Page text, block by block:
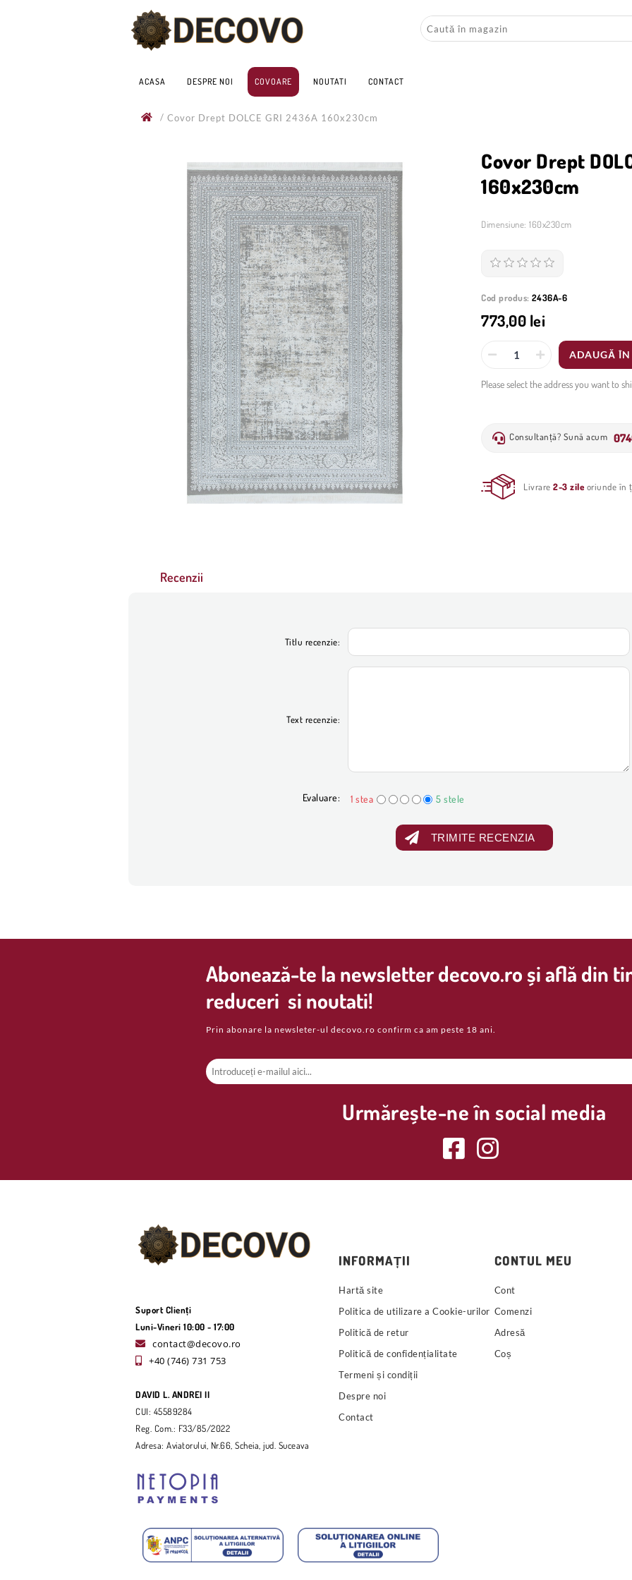
ACASA DESPRE NOI COVOARE NOUTATI CONTACT
/ Covor Drept DOLCE GRI 2436A 160x230cm
Covor Drept
160x230cm
Dimensiune: 160x230cm
Cod produs: 2436A-6
773,00 lei
ADAUGĂ ÎN
Please select the address you want to
Consultanță? Sună acum
Livrare2-3 zile oriunde în
Recenzii
Titlu recenzie:
Text recenzie:
Evaluare: 1 stea 5 stele
TRIMITE RECENZIA
Abonează-te la newsletter decovo.ro și află din
reduceri si noutati!
Prin abonare la newsleter-ul decovo.ro confirm ca am peste 18 ani.
Urmărește-ne în social media
Suport Clienți
Luni-Vineri 10:00 - 17:00
contact@decovo.ro
+40 (746) 731 753
DAVID L. ANDREI II
CUI: 45589284
Reg. Com.: F33/85/2022
Adresa: Aviatorului, Nr.66, Scheia, jud. Suceava
INFORMAȚII
Hartă site
Politica de utilizare a Cookie-urilor
Politică de retur
Politică de confidențialitate
Termeni și condiții
Despre noi
Contact
CONTUL MEU
Cont
Comenzi
Adresă
Coș